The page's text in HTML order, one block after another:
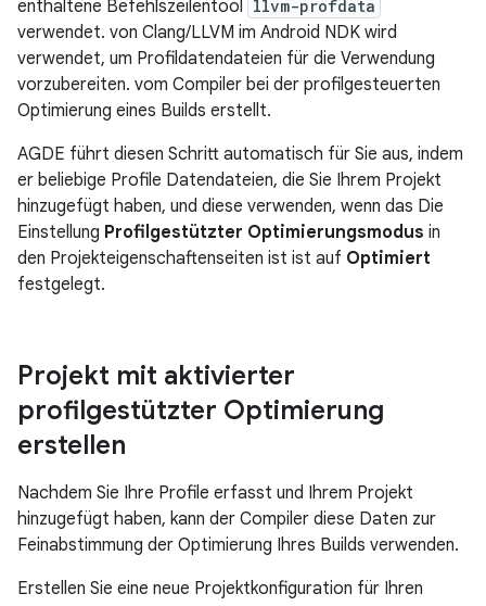
enthaltene Befehlszeilentool llvm-profdata
verwendet. von Clang/LLVM im Android NDK wird
verwendet, um Profildatendateien für die Verwendung
vorzubereiten. vom Compiler bei der profilgesteuerten
Optimierung eines Builds erstellt.
AGDE führt diesen Schritt automatisch für Sie aus, indem
er beliebige Profile Datendateien, die Sie Ihrem Projekt
hinzugefügt haben, und diese verwenden, wenn das Die
Einstellung Profilgestützter Optimierungsmodus in
den Projekteigenschaftenseiten ist ist auf Optimiert
festgelegt.
Projekt mit aktivierter
profilgestützter Optimierung
erstellen
Nachdem Sie Ihre Profile erfasst und Ihrem Projekt
hinzugefügt haben, kann der Compiler diese Daten zur
Feinabstimmung der Optimierung Ihres Builds verwenden.
Erstellen Sie eine neue Projektkonfiguration für Ihren